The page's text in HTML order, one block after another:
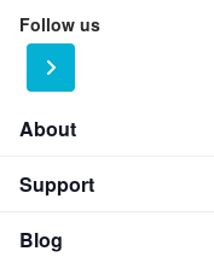
Blog
About
Support
Follow us